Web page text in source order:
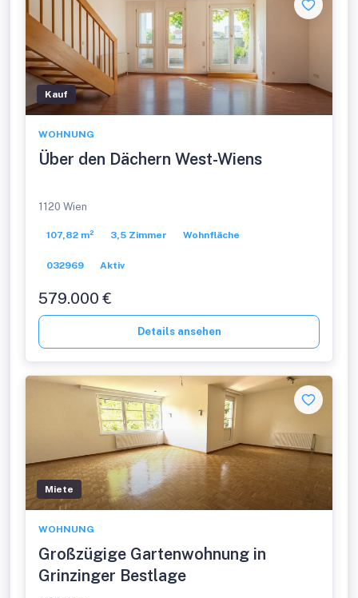
Kauf
WOHNUNG
Über den Dächern West-Wiens
1120 Wien
107,82 m² 3,5 Zimmer Wohnfläche
032969 Aktiv
579.000 €
Details ansehen
Miete
WOHNUNG
Großzügige Gartenwohnung in
Grinzinger Bestlage